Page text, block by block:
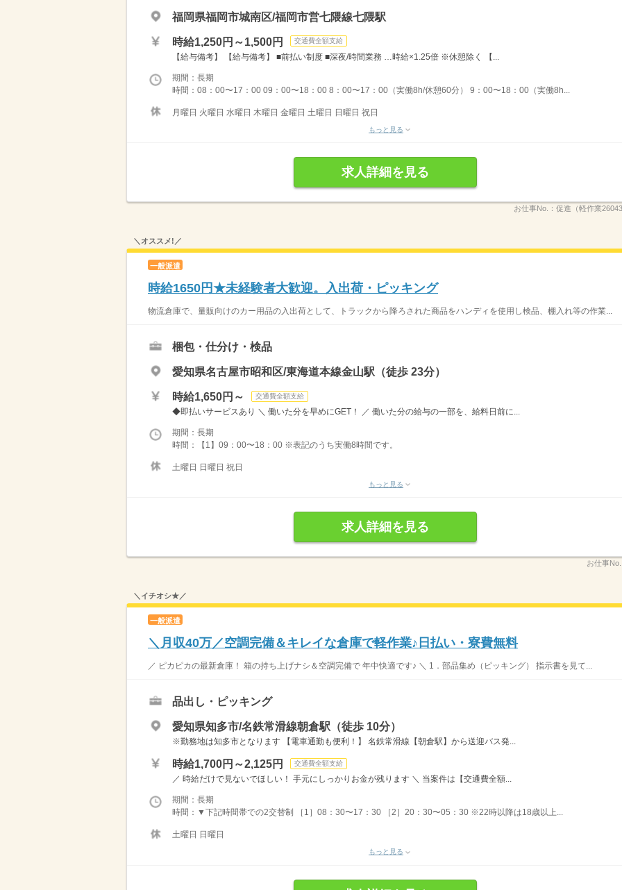
福岡県福岡市城南区/福岡市営七隈線七隈駅
時給1,250円～1,500円 交通費全額支給
【給与備考】 【給与備考】 ■前払い制度 ■深夜/時間業務 …時給×1.25倍 ※休憩除く 【...
期間：長期
時間：08：00〜17：00 09：00〜18：00 8：00〜17：00（実働8h/休憩60分） 9：00〜18：00（実働8h...
月曜日 火曜日 水曜日 木曜日 金曜日 土曜日 日曜日 祝日
もっと見る
求人詳細を見る
お仕事No.： 促進（軽作業
＼オススメ!／
一般派遣
時給1650円★未経験者大歓迎。入出荷・ピッキング
物流倉庫で、量販向けのカー用品の入出荷として、トラックから降ろされた商品をハンディを使用し検品、棚入れ等の作業...
梱包・仕分け・検品
愛知県名古屋市昭和区/東海道本線金山駅（徒歩 23分）
時給1,650円～ 交通費全額支給
◆即払いサービスあり ＼ 働いた分を早めにGET！ ／ 働いた分の給与の一部を、給料日前に...
期間：長期
時間：【1】09：00〜18：00 ※表記のうち実働8時間です。
土曜日 日曜日 祝日
もっと見る
求人詳細を見る
お仕事No.
＼イチオシ★／
一般派遣
＼月収40万／空調完備＆キレイな倉庫で軽作業♪日払い・寮費無料
／ ピカピカの最新倉庫！ 箱の持ち上げナシ＆空調完備で 年中快適です♪ ＼ 1．部品集め（ピッキング） 指示書を見て...
品出し・ピッキング
愛知県知多市/名鉄常滑線朝倉駅（徒歩 10分）
※勤務地は知多市となります 【電車通勤も便利！】 名鉄常滑線【朝倉駅】から送迎バス発...
時給1,700円～2,125円 交通費全額支給
／ 時給だけで見ないでほしい！ 手元にしっかりお金が残ります ＼ 当案件は【交通費全額...
期間：長期
時間：▼下記時間帯での2交替制 ［1］08：30〜17：30 ［2］20：30〜05：30 ※22時以降は18歳以上...
土曜日 日曜日
もっと見る